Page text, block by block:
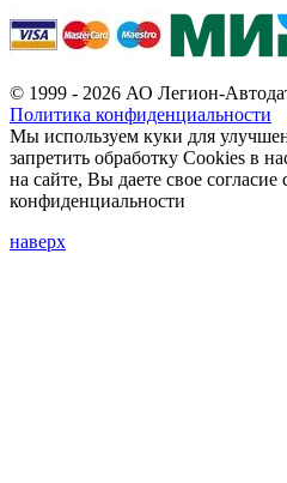
© 1999 - 2026 АО Легион-
Политика конфиденциальности
Мы используем куки для
запретить обработку Cookies в
на сайте, Вы даете свое
конфиденциальности
наверх